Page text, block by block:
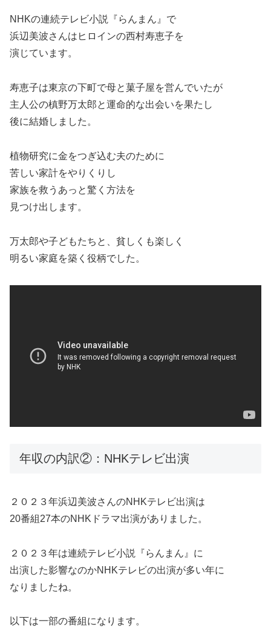
NHKの連続テレビ小説『らんまん』で
浜辺美波さんはヒロインの西村寿恵子を
演じています。
寿恵子は東京の下町で母と菓子屋を営んでいたが
主人公の槙野万太郎と運命的な出会いを果たし
後に結婚しました。
植物研究に金をつぎ込む夫のために
苦しい家計をやりくりし
家族を救うあっと驚く方法を
見つけ出します。
万太郎や子どもたちと、貧しくも楽しく
明るい家庭を築く役柄でした。
年収の内訳②：NHKテレビ出演
２０２３年浜辺美波さんのNHKテレビ出演は
20番組27本のNHKドラマ出演がありました。
２０２３年は連続テレビ小説『らんまん』に
出演した影響なのかNHKテレビの出演が多い年に
なりましたね。
以下は一部の番組になります。